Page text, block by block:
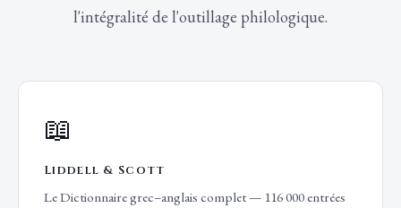
l'intégralité de l'outillage philologique.
📖
Liddell & Scott
Le Dictionnaire grec–anglais complet — 116 000 entrées